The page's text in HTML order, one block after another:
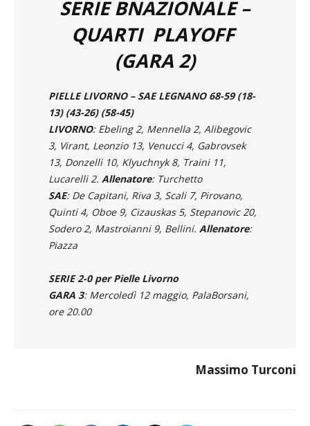
SERIE BNAZIONALE –
QUARTI PLAYOFF
(GARA 2)
PIELLE LIVORNO – SAE LEGNANO 68-59 (18-
13) (43-26) (58-45)
LIVORNO : Ebeling 2, Mennella 2, Alibegovic
3, Virant, Leonzio 13, Venucci 4, Gabrovsek
13, Donzelli 10, Klyuchnyk 8, Traini 11,
Lucarelli 2.Allenatore : Turchetto
SAE: De Capitani, Riva 3, Scali 7, Pirovano,
Quinti 4, Oboe 9, Cizauskas 5, Stepanovic 20,
Sodero 2, Mastroianni 9, Bellini.
SERIE 2-0 per Pielle Livorno
GARA 3: Mercoledì 12 maggio, PalaBorsani,